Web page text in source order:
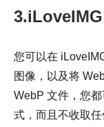
第2步。
3.iLoveIMG
您可以在
图像，以及将
WebP 文件，您
式，而且不收取